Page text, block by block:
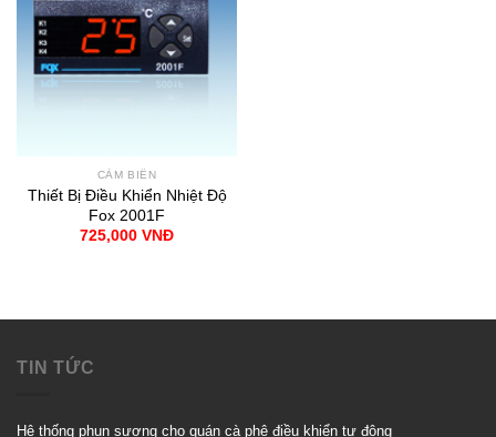
CẢM BIẾN
Thiết Bị Điều Khiển Nhiệt Độ
Fox 2001F
725,000 VNĐ
TIN TỨC
Hệ thống phun sương cho quán cà phê điều khiển tự động